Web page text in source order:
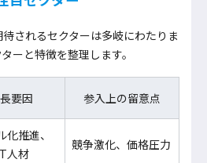
されるセクターは多岐にわたりま
ーと特徴を整理します。
要因 参入上の留意点
化推進、
人材
競争激化、価格圧力